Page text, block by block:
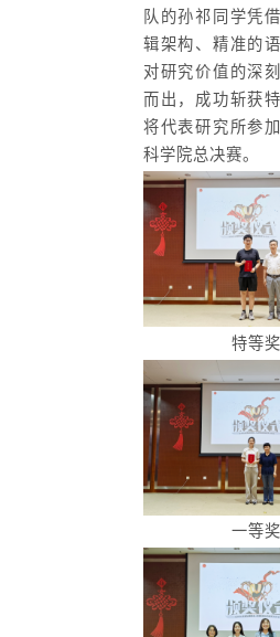
队的孙祁同学凭
辑架构、精准的
对研究价值的深
而出，成功斩获
将代表研究所参
科学院总决赛。
特等奖
一等奖